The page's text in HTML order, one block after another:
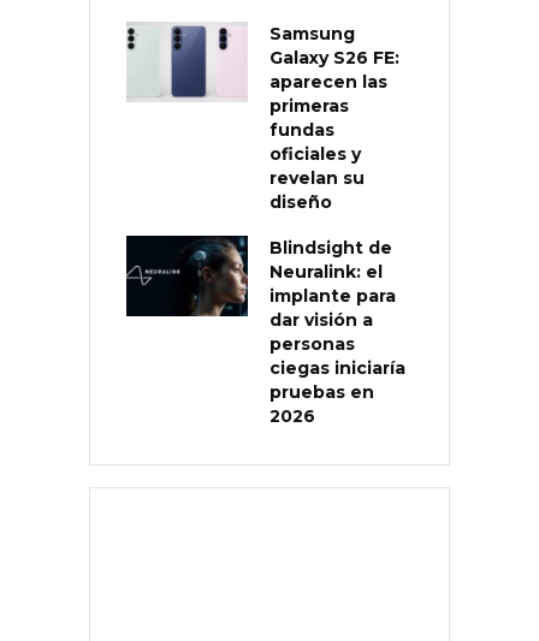
Samsung
Galaxy S26 FE:
aparecen las
primeras
fundas
oficiales y
revelan su
diseño
Blindsight de
Neuralink: el
implante para
dar visión a
personas
ciegas iniciaría
pruebas en
2026